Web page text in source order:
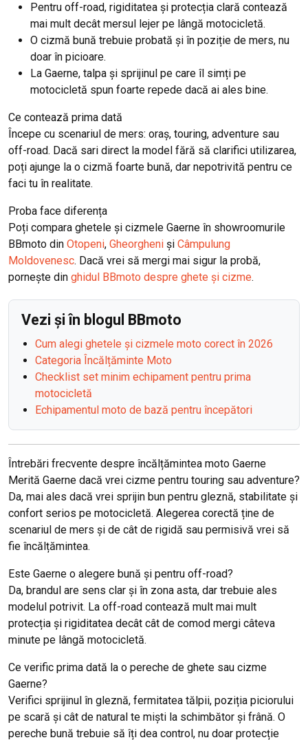
Pentru off-road, rigiditatea și protecția clară contează
mai mult decât mersul lejer pe lângă motocicletă.
O cizmă bună trebuie probată și în poziție de mers, nu
doar în picioare.
La Gaerne, talpa și sprijinul pe care îl simți pe
motocicletă spun foarte repede dacă ai ales bine.
Ce contează prima dată
Începe cu scenariul de mers: oraș, touring, adventure sau
off-road. Dacă sari direct la model fără să clarifici utilizarea,
poți ajunge la o cizmă foarte bună, dar nepotrivită pentru ce
faci tu în realitate.
Proba face diferența
Poți compara ghetele și cizmele Gaerne în showroomurile
BBmoto din Otopeni, Gheorgheni și Câmpulung
Moldovenesc. Dacă vrei să mergi mai sigur la probă,
pornește din ghidul BBmoto despre ghete și cizme.
Vezi și în blogul BBmoto
Cum alegi ghetele și cizmele moto corect în 2026
Categoria Încălțăminte Moto
Checklist set minim echipament pentru prima
motocicletă
Echipamentul moto de bază pentru începători
Întrebări frecvente despre încălțămintea moto Gaerne
Merită Gaerne dacă vrei cizme pentru touring sau adventure?
Da, mai ales dacă vrei sprijin bun pentru gleznă, stabilitate și
confort serios pe motocicletă. Alegerea corectă ține de
scenariul de mers și de cât de rigidă sau permisivă vrei să
fie încălțămintea.
Este Gaerne o alegere bună și pentru off-road?
Da, brandul are sens clar și în zona asta, dar trebuie ales
modelul potrivit. La off-road contează mult mai mult
protecția și rigiditatea decât cât de comod mergi câteva
minute pe lângă motocicletă.
Ce verific prima dată la o pereche de ghete sau cizme
Gaerne?
Verifici sprijinul în gleznă, fermitatea tălpii, poziția piciorului
pe scară și cât de natural te miști la schimbător și frână. O
pereche bună trebuie să îți dea control, nu doar protecție